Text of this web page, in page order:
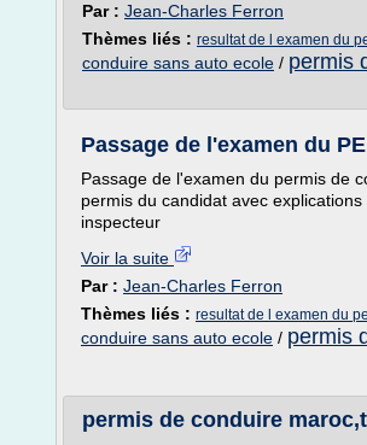
Par : Jean-Charles Ferron
Thèmes liés : resultat de l examen du
conduire sans auto ecole / permis
Passage de l'examen du
Passage de l'examen du permis de
permis du candidat avec
inspecteur
Voir la suite
Par : Jean-Charles Ferron
Thèmes liés : resultat de l examen du
conduire sans auto ecole / permis
permis de conduire